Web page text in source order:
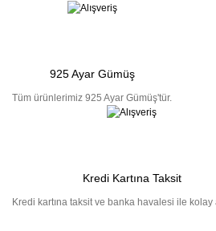
925 Ayar Gümüş
Tüm ürünlerimiz 925 Ayar Gümüş'tür.
Kredi Kartına Taksit
Kredi kartına taksit ve banka havalesi ile kolay